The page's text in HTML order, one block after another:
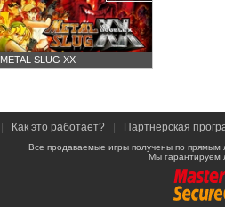
METAL SLUG XX
Как это работает? Партнерская
Все продаваемые игры получены по
Мы гарантируем